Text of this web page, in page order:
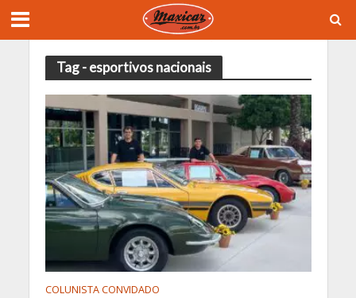
Tag - esportivos nacionais
COLUNISTA CONVIDADO